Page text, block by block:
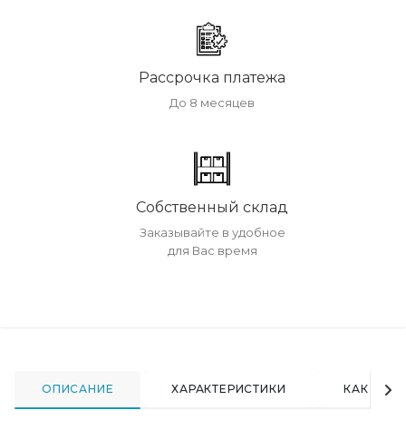
Рассрочка платежа
До 8 месяцев
Собственный склад
Заказывайте в удобное
для Вас время
ОПИСАНИЕ ХАРАКТЕРИСТИКИ КАК